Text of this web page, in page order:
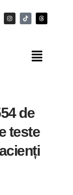
de
teste